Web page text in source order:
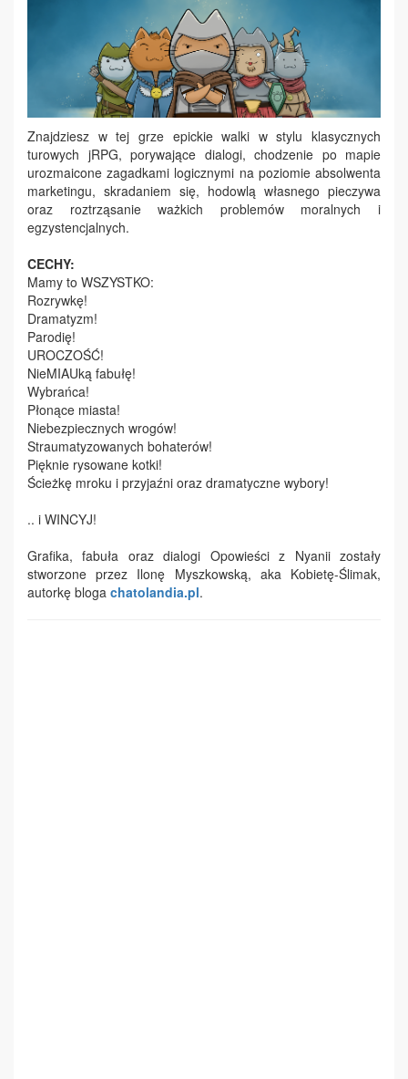
Znajdziesz w tej grze epickie walki w stylu klasycznych
turowych jRPG, porywające dialogi, chodzenie po mapie
urozmaicone zagadkami logicznymi na poziomie absolwenta
marketingu, skradaniem się, hodowlą własnego pieczywa
oraz roztrząsanie ważkich problemów moralnych i
egzystencjalnych.
CECHY:
Mamy to WSZYSTKO:
Rozrywkę!
Dramatyzm!
Parodię!
UROCZOŚĆ!
NieMIAUką fabułę!
Wybrańca!
Płonące miasta!
Niebezpiecznych wrogów!
Straumatyzowanych bohaterów!
Pięknie rysowane kotki!
Ścieżkę mroku i przyjaźni oraz dramatyczne wybory!
.. i WINCYJ!
Grafika, fabuła oraz dialogi Opowieści z Nyanii zostały
stworzone przez Ilonę Myszkowską, aka Kobietę-Ślimak,
autorkę bloga chatolandia.pl.